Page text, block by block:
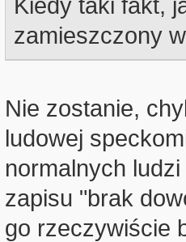
Kiedy taki fakt,
zamieszczony
Nie zostanie,
ludowej
normalnych
zapisu "brak
go rzeczywiście